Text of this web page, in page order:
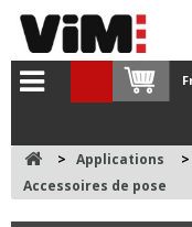
> Applications >
Accessoires de pose